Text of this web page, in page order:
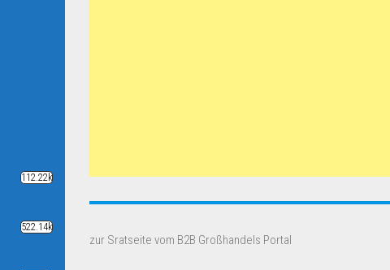
zur Sratseite vom B2B Großhandels Portal
112.22k
522.14k